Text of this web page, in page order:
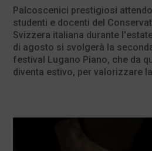
Palcoscenici prestigiosi
studenti e docenti del
Svizzera italiana durante
di agosto si svolgerà la
festival Lugano Piano, che da
diventa estivo, per valorizzare la